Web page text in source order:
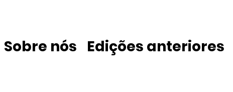
Sobre nós Edições anteriores